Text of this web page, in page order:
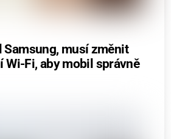
Samsung, musí změnit
Wi-Fi, aby mobil správně